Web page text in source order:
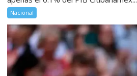
Nacional